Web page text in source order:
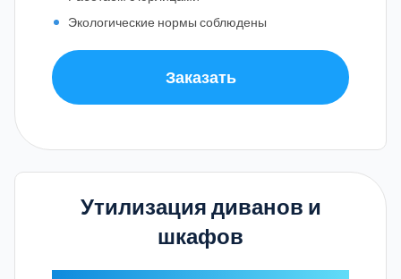
Экологические нормы соблюдены
Заказать
Утилизация диванов и
шкафов